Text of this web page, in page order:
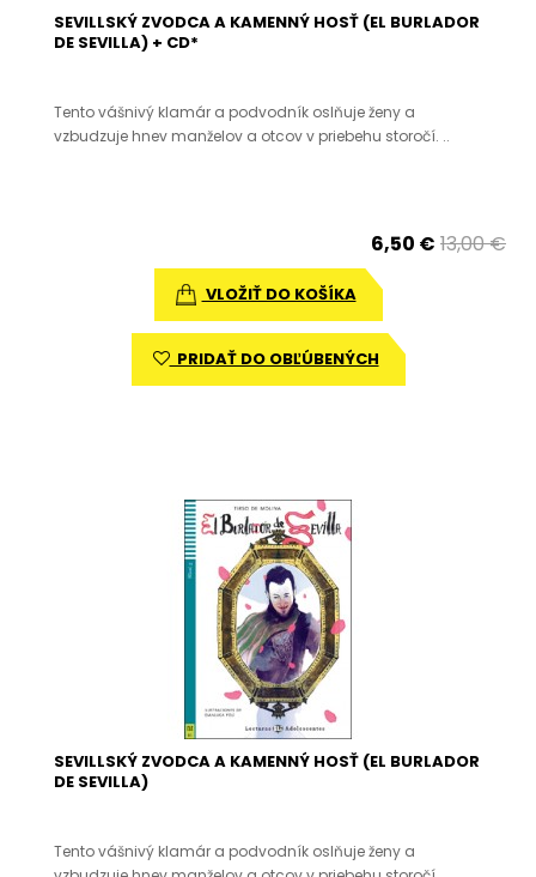
SEVILLSKÝ ZVODCA A KAMENNÝ HOSŤ (EL BURLADOR
DE SEVILLA) + CD*
Tento vášnivý klamár a podvodník oslňuje ženy a
vzbudzuje hnev manželov a otcov v priebehu storočí. ..
6,50 € 13,00 €
VLOŽIŤ DO KOŠÍKA
PRIDAŤ DO OBĽÚBENÝCH
SEVILLSKÝ ZVODCA A KAMENNÝ HOSŤ (EL BURLADOR
DE SEVILLA)
Tento vášnivý klamár a podvodník oslňuje ženy a